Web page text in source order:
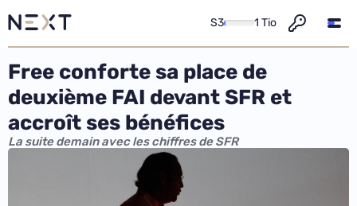
S3 1 Tio
Free conforte sa place de
deuxième FAI devant SFR et
accroît ses bénéfices
La suite demain avec les chiffres de SFR